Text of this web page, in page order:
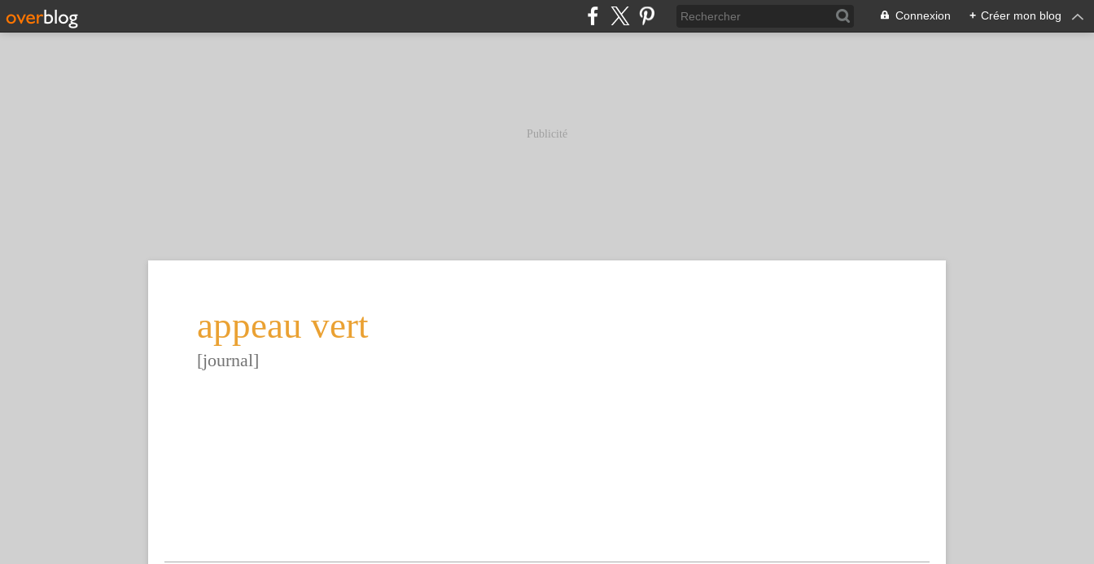
Connexion + Créer mon blog
Publicité
appeau vert
[journal]